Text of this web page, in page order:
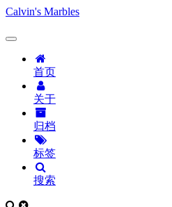
Calvin's Marbles
首页
关于
归档
标签
搜索